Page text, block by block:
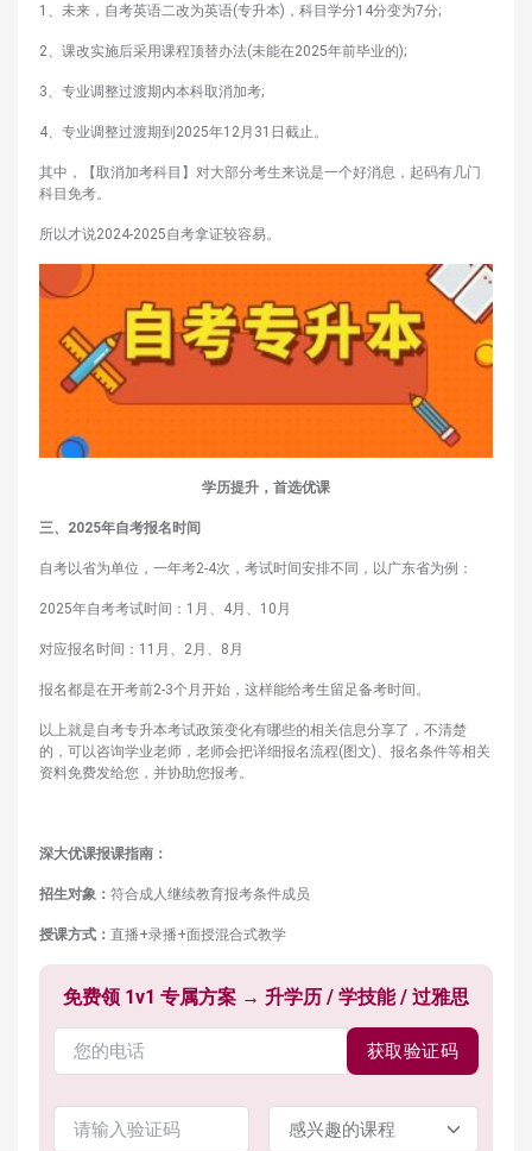
1、未来，自考英语二改为英语(专升本)，科目学分14分变为7分;
2、课改实施后采用课程顶替办法(未能在2025年前毕业的);
3、专业调整过渡期内本科取消加考;
4、专业调整过渡期到2025年12月31日截止。
其中，【取消加考科目】对大部分考生来说是一个好消息，起码有几门
科目免考。
所以才说2024-2025自考拿证较容易。
学历提升，首选优课
三、2025年自考报名时间
自考以省为单位，一年考2-4次，考试时间安排不同，以广东省为例：
2025年自考考试时间：1月、4月、10月
对应报名时间：11月、2月、8月
报名都是在开考前2-3个月开始，这样能给考生留足备考时间。
以上就是自考专升本考试政策变化有哪些的相关信息分享了，不清楚
的，可以咨询学业老师，老师会把详细报名流程(图文)、报名条件等相关
资料免费发给您，并协助您报考。
深大优课报课指南：
招生对象： 符合成人继续教育报考条件成员
授课方式： 直播+录播+面授混合式教学
免费领 1v1 专属方案 → 升学历 / 学技能 / 过雅思
获取验证码